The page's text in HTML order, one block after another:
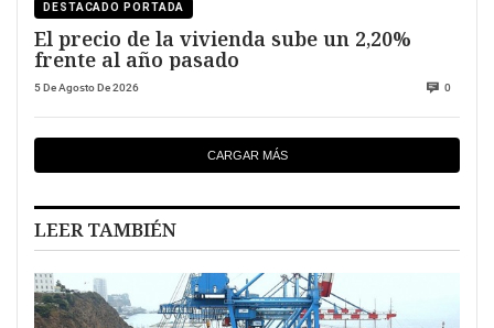
DESTACADO PORTADA
El precio de la vivienda sube un 2,20%
frente al año pasado
5 De Agosto De 2026 0
CARGAR MÁS
LEER TAMBIÉN